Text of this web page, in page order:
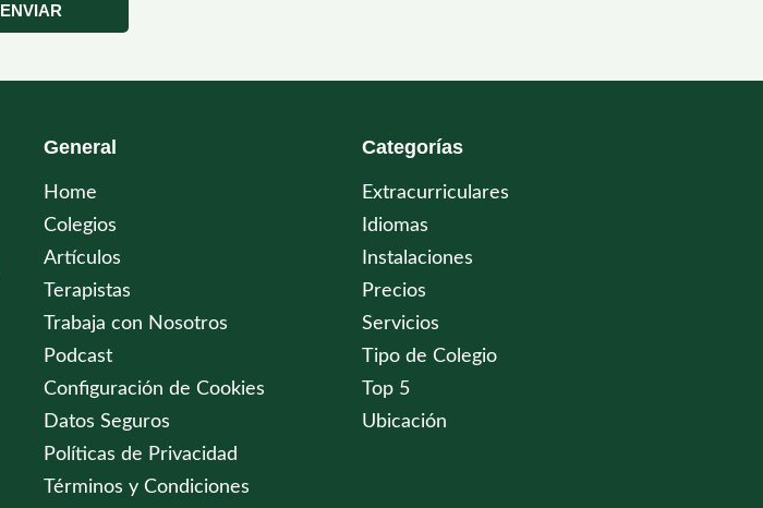
ENVIAR
General
Home
Colegios
Artículos
Terapistas
Trabaja con Nosotros
Podcast
Configuración de Cookies
Datos Seguros
Políticas de Privacidad
Términos y Condiciones
Categorías
Extracurriculares
Idiomas
Instalaciones
Precios
Servicios
Tipo de Colegio
Top 5
Ubicación